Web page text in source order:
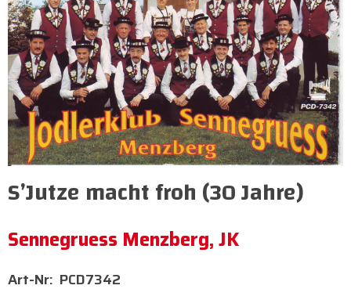
S’Jutze macht froh (30 Jahre)
Sennegruess Menzberg, JK
PCD7342